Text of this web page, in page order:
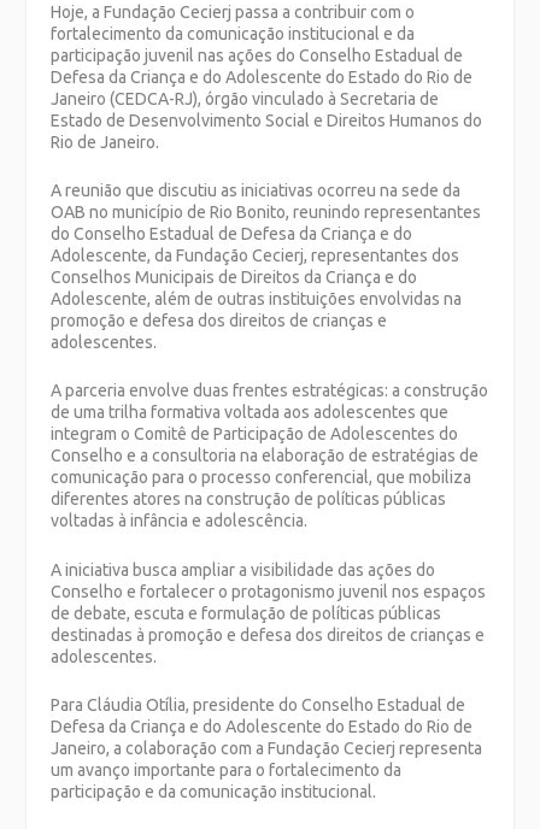
Hoje, a Fundação Cecierj passa a contribuir com o
fortalecimento da comunicação institucional e da
participação juvenil nas ações do Conselho Estadual de
Defesa da Criança e do Adolescente do Estado do Rio de
Janeiro (CEDCA-RJ), órgão vinculado à Secretaria de
Estado de Desenvolvimento Social e Direitos Humanos do
Rio de Janeiro.
A reunião que discutiu as iniciativas ocorreu na sede da
OAB no município de Rio Bonito, reunindo representantes
do Conselho Estadual de Defesa da Criança e do
Adolescente, da Fundação Cecierj, representantes dos
Conselhos Municipais de Direitos da Criança e do
Adolescente, além de outras instituições envolvidas na
promoção e defesa dos direitos de crianças e
adolescentes.
A parceria envolve duas frentes estratégicas: a construção
de uma trilha formativa voltada aos adolescentes que
integram o Comitê de Participação de Adolescentes do
Conselho e a consultoria na elaboração de estratégias de
comunicação para o processo conferencial, que mobiliza
diferentes atores na construção de políticas públicas
voltadas à infância e adolescência.
A iniciativa busca ampliar a visibilidade das ações do
Conselho e fortalecer o protagonismo juvenil nos espaços
de debate, escuta e formulação de políticas públicas
destinadas à promoção e defesa dos direitos de crianças e
adolescentes.
Para Cláudia Otília, presidente do Conselho Estadual de
Defesa da Criança e do Adolescente do Estado do Rio de
Janeiro, a colaboração com a Fundação Cecierj representa
um avanço importante para o fortalecimento da
participação e da comunicação institucional.